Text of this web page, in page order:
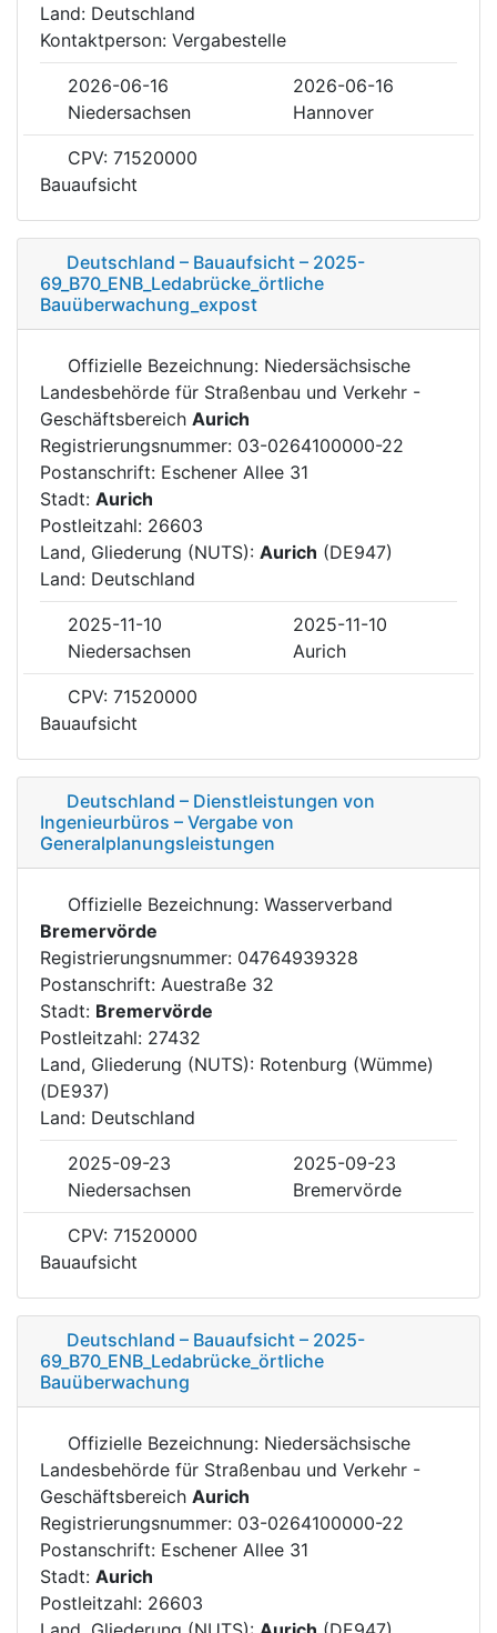
Land: Deutschland
Kontaktperson: Vergabestelle
2026-06-16
2026-06-16
Niedersachsen
Hannover
CPV: 71520000
Bauaufsicht
Deutschland – Bauaufsicht – 2025-
69_B70_ENB_Ledabrücke_örtliche
Bauüberwachung_expost
Offizielle Bezeichnung: Niedersächsische
Landesbehörde für Straßenbau und Verkehr -
Geschäftsbereich Aurich
Registrierungsnummer: 03-0264100000-22
Postanschrift: Eschener Allee 31
Stadt: Aurich
Postleitzahl: 26603
Land, Gliederung (NUTS): Aurich (DE947)
Land: Deutschland
2025-11-10
2025-11-10
Niedersachsen
Aurich
CPV: 71520000
Bauaufsicht
Deutschland – Dienstleistungen von
Ingenieurbüros – Vergabe von
Generalplanungsleistungen
Offizielle Bezeichnung: Wasserverband
Bremervörde
Registrierungsnummer: 04764939328
Postanschrift: Auestraße 32
Stadt: Bremervörde
Postleitzahl: 27432
Land, Gliederung (NUTS): Rotenburg (Wümme)
(DE937)
Land: Deutschland
2025-09-23
2025-09-23
Niedersachsen
Bremervörde
CPV: 71520000
Bauaufsicht
Deutschland – Bauaufsicht – 2025-
69_B70_ENB_Ledabrücke_örtliche
Bauüberwachung
Offizielle Bezeichnung: Niedersächsische
Landesbehörde für Straßenbau und Verkehr -
Geschäftsbereich Aurich
Registrierungsnummer: 03-0264100000-22
Postanschrift: Eschener Allee 31
Stadt: Aurich
Postleitzahl: 26603